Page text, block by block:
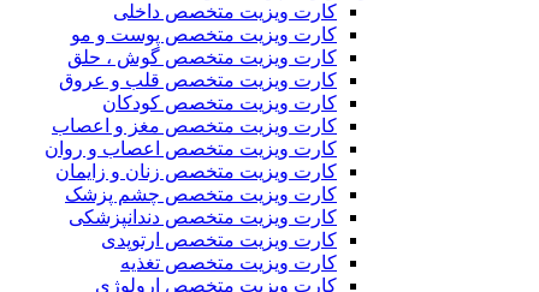
کارت ویزیت متخصص داخلی
کارت ویزیت متخصص پوست و مو
کارت ویزیت متخصص گوش ، حلق
کارت ویزیت متخصص قلب و عروق
کارت ویزیت متخصص کودکان
کارت ویزیت متخصص مغز و اعصاب
کارت ویزیت متخصص اعصاب و روان
کارت ویزیت متخصص زنان و زایمان
کارت ویزیت متخصص چشم پزشک
کارت ویزیت متخصص دندانپزشکی
کارت ویزیت متخصص ارتوپدی
کارت ویزیت متخصص تغذیه
کارت ویزیت متخصص ارولوژی